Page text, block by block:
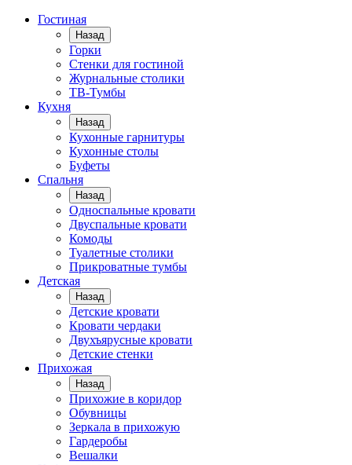
Гостиная
Назад
Горки
Стенки для гостиной
Журнальные столики
TВ-Тумбы
Кухня
Назад
Кухонные гарнитуры
Кухонные столы
Буфеты
Спальня
Назад
Односпальные кровати
Двуспальные кровати
Комоды
Туалетные столики
Прикроватные тумбы
Детская
Назад
Детские кровати
Кровати чердаки
Двухъярусные кровати
Детские стенки
Прихожая
Назад
Прихожие в коридор
Обувницы
Зеркала в прихожую
Гардеробы
Вешалки